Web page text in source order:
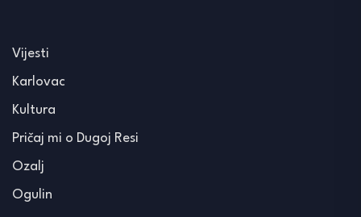
Vijesti
Karlovac
Kultura
Pričaj mi o Dugoj Resi
Ozalj
Ogulin